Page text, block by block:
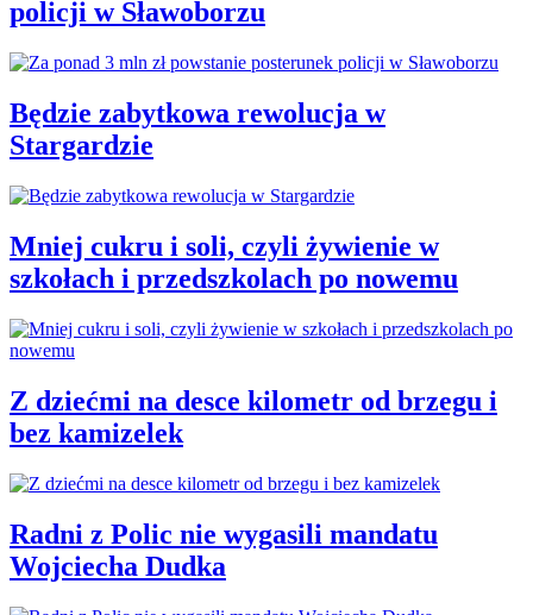
policji w Sławoborzu
Będzie zabytkowa rewolucja w
Stargardzie
Mniej cukru i soli, czyli żywienie w
szkołach i przedszkolach po nowemu
Z dziećmi na desce kilometr od brzegu i
bez kamizelek
Radni z Polic nie wygasili mandatu
Wojciecha Dudka